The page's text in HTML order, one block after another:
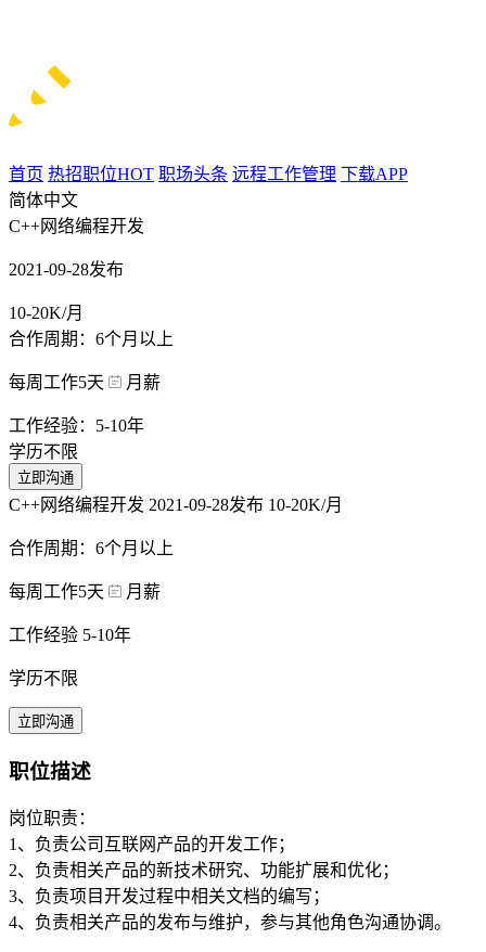
首页 热招职位HOT 职场头条 远程工作管理 下载APP
简体中文
C++网络编程开发
2021-09-28发布
10-20K/月
合作周期：6个月以上
每周工作5天 月薪
工作经验：5-10年
学历不限
立即沟通
C++网络编程开发 2021-09-28发布 10-20K/月
合作周期：6个月以上
每周工作5天 月薪
工作经验 5-10年
学历不限
立即沟通
职位描述
岗位职责：
1、负责公司互联网产品的开发工作；
2、负责相关产品的新技术研究、功能扩展和优化；
3、负责项目开发过程中相关文档的编写；
4、负责相关产品的发布与维护，参与其他角色沟通协调。